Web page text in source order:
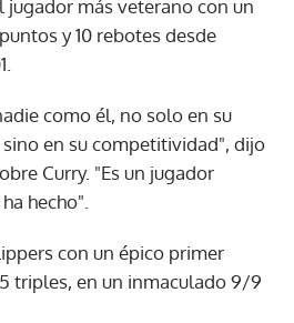
jugador más veterano con un
y 10 rebotes desde
como él, no solo en su
en su competitividad", dijo
Curry. "Es un jugador
hecho".
con un épico primer
triples, en un inmaculado 9/9